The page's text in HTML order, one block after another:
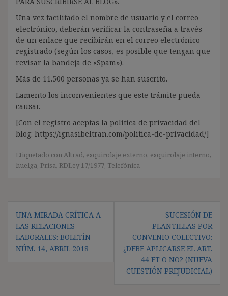
Una vez facilitado el nombre de usuario y el correo
electrónico, deberán verificar la contraseña a través
de un enlace que recibirán en el correo electrónico
registrado (según los casos, es posible que tengan que
revisar la bandeja de «Spam»).
Más de 11.500 personas ya se han suscrito.
Lamento los inconvenientes que este trámite pueda
causar.
[Con el registro aceptas la política de privacidad del
blog: https://ignasibeltran.com/politica-de-privacidad/]
Etiquetado con Altrad, esquirolaje externo, esquirolaje interno,
huelga, Prisa, RDLey 17/1977, Telefónica
Navegación
de
entradas
UNA MIRADA CRÍTICA A
LAS RELACIONES
LABORALES: BOLETÍN
NÚM. 14, ABRIL 2018
SUCESIÓN DE
PLANTILLAS POR
CONVENIO COLECTIVO:
¿DEBE APLICARSE EL ART.
44 ET O NO? (NUEVA
CUESTIÓN PREJUDICIAL)